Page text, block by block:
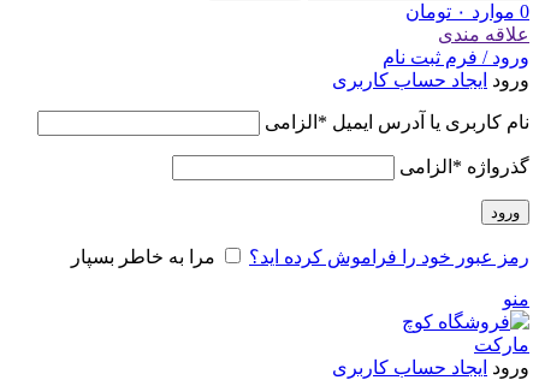
0 موارد ۰ تومان
علاقه مندی
ورود / فرم ثبت نام
ورود ایجاد حساب کاربری
نام کاربری یا آدرس ایمیل * الزامی
گذرواژه * الزامی
ورود
رمز عبور خود را فراموش کرده اید؟ مرا به خاطر بسپار
منو
ورود ایجاد حساب کاربری